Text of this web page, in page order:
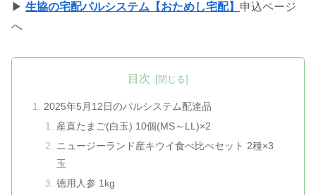
▶︎ 生協の宅配パルシステム【おためし宅配】 申込ページ
へ
目次
2025年5月12日のパルシステム配達品
産直たまご(白玉) 10個(MS～LL)×2
ニュージーランド産キウイ食べ比べセット 2種×3
玉
徳用人参 1kg